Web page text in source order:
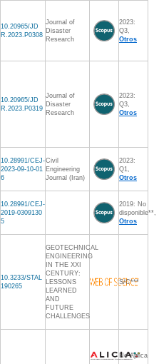
10.20965/JD
R.2023.P0308
Journal of
Disaster
Research
2023:
Q3,
Otros
10.20965/JD
R.2023.P0319
Journal of
Disaster
Research
2023:
Q3,
Otros
10.28991/CEJ-
2023-09-10-01
6
Civil
Engineering
Journal (Iran)
2023:
Q1,
Otros
10.28991/CEJ-
2019-0309130
5
2019: No
disponible**,
Otros
10.3233/STAL
190265
GEOTECHNICAL
ENGINEERING
IN THE XXI
CENTURY:
LESSONS
LEARNED
AND
FUTURE
CHALLENGES
S/C***
No Aplica